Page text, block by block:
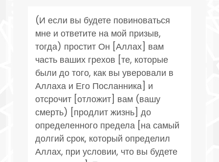
(И если вы будете повиноваться
мне и ответите на мой призыв,
тогда) простит Он [Аллах] вам
часть ваших грехов [те, которые
были до того, как вы уверовали в
Аллаха и Его Посланника] и
отсрочит [отложит] вам (вашу
смерть) [продлит жизнь] до
определенного предела [на самый
долгий срок, который определил
Аллах, при условии, что вы будете